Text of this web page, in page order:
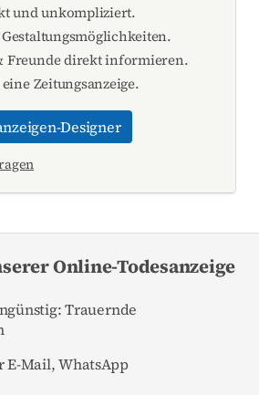
und unkompliziert.
Freunde direkt informieren.
Zeitungsanzeige.
Designer
Online-Todesanzeige
Trauernde
Mail, WhatsApp